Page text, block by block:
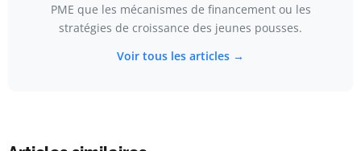
PME que les mécanismes de financement ou les
stratégies de croissance des jeunes pousses.
Voir tous les articles →